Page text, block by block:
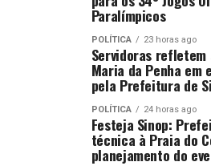
Paralímpicos
POLÍTICA 23 horas ago
Servidoras refletem
Maria da Penha em
pela Prefeitura de
POLÍTICA 24 horas ago
Festeja Sinop:
técnica à Praia do
planejamento do